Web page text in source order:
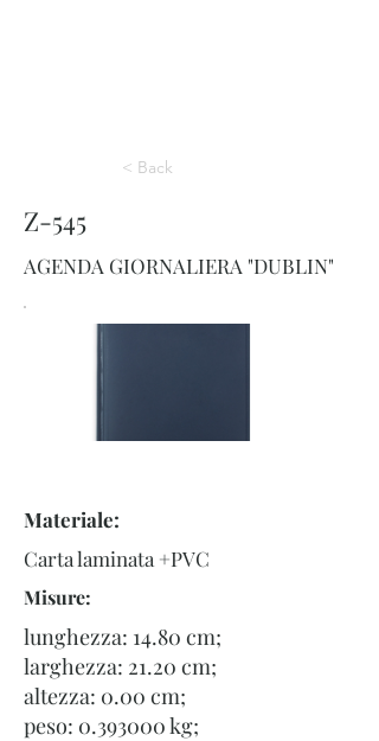
< Back
Z-545
AGENDA GIORNALIERA "DUBLIN"
Materiale:
Carta laminata +PVC
Misure:
lunghezza: 14.80 cm;
larghezza: 21.20 cm;
altezza: 0.00 cm;
peso: 0.393000kg;